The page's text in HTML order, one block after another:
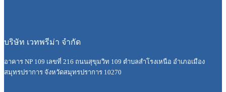
บริษัท เวทพรีม่า จำกัด
อาคาร NP 109 เลขที่ 216 ถนนสุขุมวิท 109 ตำบลสำโรงเหนือ อำเภอเมือง
สมุทรปราการ จังหวัดสมุทรปราการ 10270